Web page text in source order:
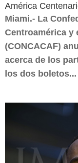
América
Miami.- La
Centroamérica y
(CONCACAF)
acerca de los
los dos boletos...